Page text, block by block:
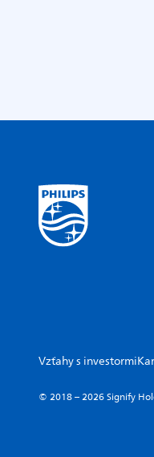
Vzťahy s investormi
© 2018 – 2026 Signify